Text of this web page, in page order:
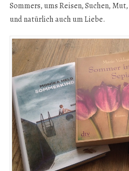
Sommers, ums Reisen, Suchen,
und natürlich auch um Liebe.